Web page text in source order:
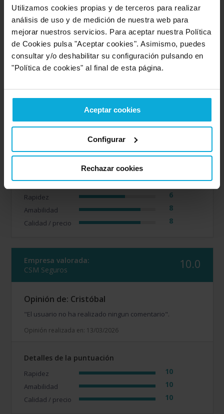
Utilizamos cookies propias y de terceros para realizar
análisis de uso y de medición de nuestra web para
mejorar nuestros servicios. Para aceptar nuestra Política
de Cookies pulsa "Aceptar cookies". Asimismo, puedes
consultar y/o deshabilitar su configuración pulsando en
"Política de cookies" al final de esta página.
Aceptar cookies
Configurar
Rechazar cookies
Amabilidad 10
Calidad / precio 10
Servicio 10
Opinión de: José
"El usuario no ha realizado ningun comentario".
Opinión realizada en: 18/03/2026
Valoración realizada sobre esta oferta
Detalles de la puntuación
Rapidez 6
Amabilidad 8
Calidad / precio 8
Empresa valorada:
CSM Seguros
10.0
Opinión de: Cristóbal
"El usuario no ha realizado ningun comentario".
Opinión realizada en: 13/03/2026
Detalles de la puntuación
Rapidez 10
Amabilidad 10
Calidad / precio 10